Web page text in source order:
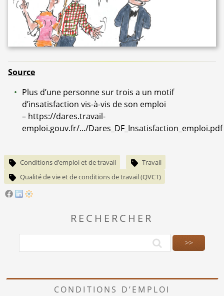
Source
Plus d’une personne sur trois a un motif
d’insatisfaction vis-à-vis de son emploi
– https://dares.travail-
emploi.gouv.fr/.../Dares_DF_Insatisfaction_emploi.pdf
Conditions d’emploi et de travail
Travail
Qualité de vie et de conditions de travail (QVCT)
RECHERCHER
CONDITIONS D’EMPLOI